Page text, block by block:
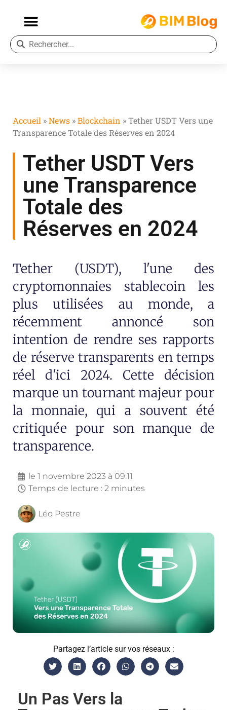
Accueil »News »Blockchain »Tether USDT Vers une
Transparence Totale des Réserves en 2024
Tether USDT Vers
une Transparence
Totale des
Réserves en 2024
Tether (USDT), l'une des
cryptomonnaies stablecoin les
plus utilisées au monde, a
récemment annoncé son
intention de rendre ses rapports
de réserve transparents en temps
réel d'ici 2024. Cette décision
marque un tournant majeur pour
la monnaie, qui a souvent été
critiquée pour son manque de
transparence.
le 1 novembre 2023 à 09:11
Temps de lecture : 2 minutes
Léo Pestre
Partagez l’article sur vos réseaux :
Un Pas Vers la